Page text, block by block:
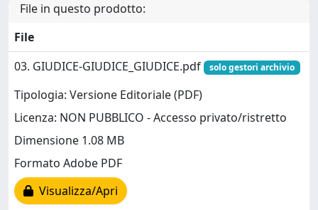
File in questo prodotto:
File
03. GIUDICE-GIUDICE_GIUDICE.pdf
solo gestori archivio
Tipologia: Versione Editoriale (PDF)
Licenza: NON PUBBLICO - Accesso privato/ristretto
Dimensione 1.08 MB
Formato Adobe PDF
Visualizza/Apri